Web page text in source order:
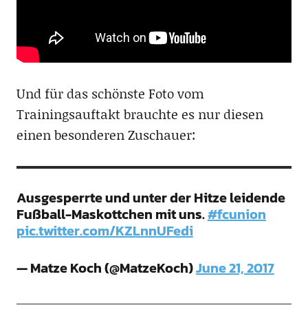
Und für das schönste Foto vom
Trainingsauftakt brauchte es nur diesen
einen besonderen Zuschauer:
Ausgesperrte und unter der Hitze leidende
Fußball-Maskottchen mit uns.#fcunion
pic.twitter.com/KZLnnUFedi
— Matze Koch (@MatzeKoch)June 21, 2017